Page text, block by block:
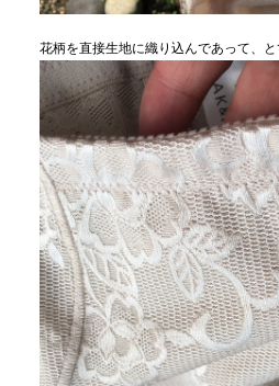
花柄を直接生地に織り込んであって、と